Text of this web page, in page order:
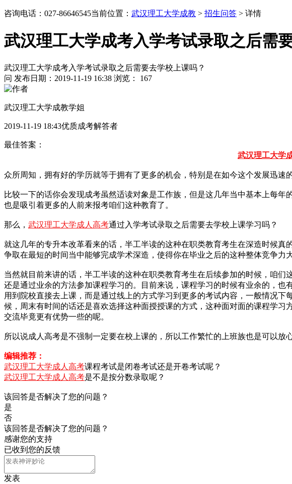
咨询电话：027-86646545当前位置： 武汉理工大学成教 > 招生问答 > 详情
武汉理工大学成考入学考试录取之后需
武汉理工大学成考入学考试录取之后需要去学校上课吗？
问 发布日期：2019-11-19 16:38 浏览： 167
武汉理工大学成教学姐
2019-11-19 18:43优质成考解答者
最佳答案：
武汉理工大学
众所周知，拥有好的学历就等于拥有了更多的机会，特别是在如今这个发展迅
比较一下的话你会发现成考虽然适读对象是工作族，但是这几年当中基本上每
也是吸引着更多的人前来报考咱们这种教育了。
那么， 武汉理工大学成人高考通过入学考试录取之后需要去学校上课学习吗？
就这几年的专升本改革看来的话，半工半读的这种在职类教育考生在深造时候
争取在最短的时间当中能够完成学术深造，使得你在毕业之后的这种整体竞争力
当然就目前来讲的话，半工半读的这种在职类教育考生在后续参加的时候，咱
还是通过业余的方法参加课程学习的。目前来说，课程学习的时候有业余的，
用到院校直接去上课，而是通过线上的方式学习到更多的考试内容，一般情况
候，周末有时间的话还是喜欢选择这种面授授课的方式，这种面对面的课程学
交流毕竟更有优势一些的呢。
所以说成人高考是不强制一定要在校上课的，所以工作繁忙的上班族也是可以
编辑推荐：
武汉理工大学成人高考课程考试是闭卷考试还是开卷考试呢？
武汉理工大学成人高考是不是按分数录取呢？
该回答是否解决了您的问题？
是
否
该回答是否解决了您的问题？
感谢您的支持
已收到您的反馈
发表